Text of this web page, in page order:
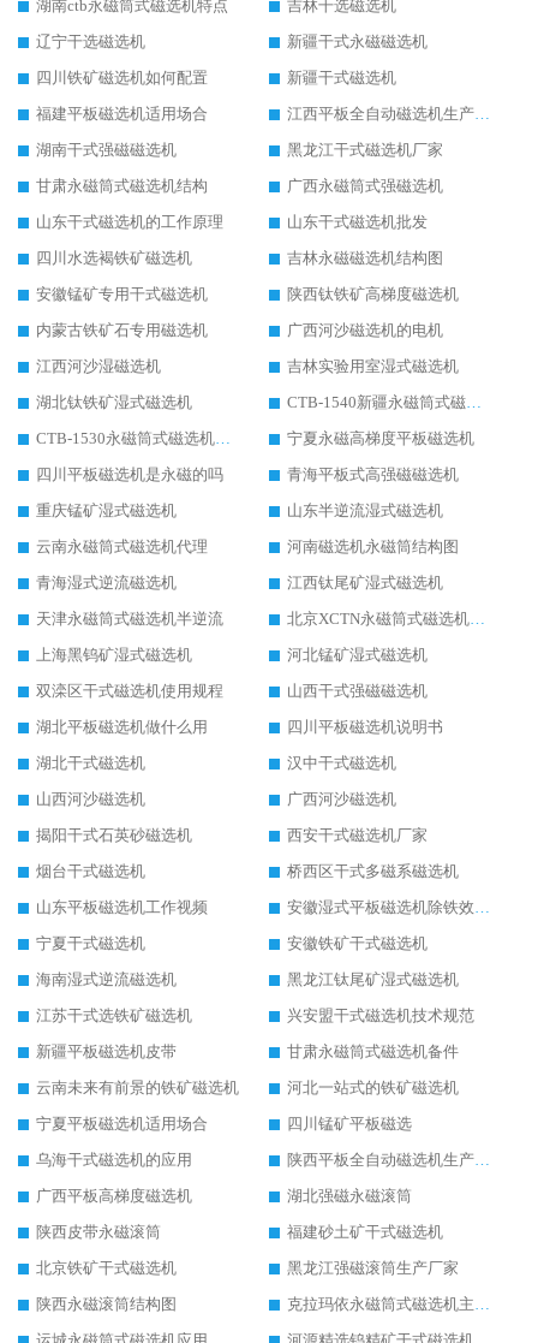
湖南ctb永磁筒式磁选机特点
吉林干选磁选机
辽宁干选磁选机
新疆干式永磁磁选机
四川铁矿磁选机如何配置
新疆干式磁选机
福建平板磁选机适用场合
江西平板全自动磁选机生产厂家
湖南干式强磁磁选机
黑龙江干式磁选机厂家
甘肃永磁筒式磁选机结构
广西永磁筒式强磁选机
山东干式磁选机的工作原理
山东干式磁选机批发
四川水选褐铁矿磁选机
吉林永磁磁选机结构图
安徽锰矿专用干式磁选机
陕西钛铁矿高梯度磁选机
内蒙古铁矿石专用磁选机
广西河沙磁选机的电机
江西河沙湿磁选机
吉林实验用室湿式磁选机
湖北钛铁矿湿式磁选机
CTB-1540新疆永磁筒式磁选机
CTB-1530永磁筒式磁选机代理商
宁夏永磁高梯度平板磁选机
四川平板磁选机是永磁的吗
青海平板式高强磁磁选机
重庆锰矿湿式磁选机
山东半逆流湿式磁选机
云南永磁筒式磁选机代理
河南磁选机永磁筒结构图
青海湿式逆流磁选机
江西钛尾矿湿式磁选机
天津永磁筒式磁选机半逆流
北京XCTN永磁筒式磁选机磁块位置
上海黑钨矿湿式磁选机
河北锰矿湿式磁选机
双滦区干式磁选机使用规程
山西干式强磁磁选机
湖北平板磁选机做什么用
四川平板磁选机说明书
湖北干式磁选机
汉中干式磁选机
山西河沙磁选机
广西河沙磁选机
揭阳干式石英砂磁选机
西安干式磁选机厂家
烟台干式磁选机
桥西区干式多磁系磁选机
山东平板磁选机工作视频
安徽湿式平板磁选机除铁效果怎么样
宁夏干式磁选机
安徽铁矿干式磁选机
海南湿式逆流磁选机
黑龙江钛尾矿湿式磁选机
江苏干式选铁矿磁选机
兴安盟干式磁选机技术规范
新疆平板磁选机皮带
甘肃永磁筒式磁选机备件
云南未来有前景的铁矿磁选机
河北一站式的铁矿磁选机
宁夏平板磁选机适用场合
四川锰矿平板磁选
乌海干式磁选机的应用
陕西平板全自动磁选机生产厂家
广西平板高梯度磁选机
湖北强磁永磁滚筒
陕西皮带永磁滚筒
福建砂土矿干式磁选机
北京铁矿干式磁选机
黑龙江强磁滚筒生产厂家
陕西永磁滚筒结构图
克拉玛依永磁筒式磁选机主要技术参数